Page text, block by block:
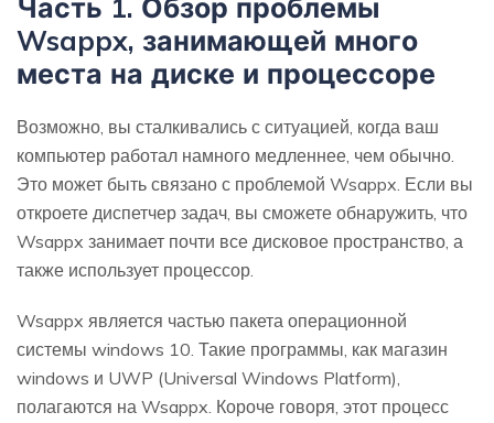
Часть 1. Обзор проблемы
Wsappx, занимающей много
места на диске и процессоре
Возможно, вы сталкивались с ситуацией, когда ваш
компьютер работал намного медленнее, чем обычно.
Это может быть связано с проблемой Wsappx. Если вы
откроете диспетчер задач, вы сможете обнаружить, что
Wsappx занимает почти все дисковое пространство, а
также использует процессор.
Wsappx является частью пакета операционной
системы windows 10. Такие программы, как магазин
windows и UWP (Universal Windows Platform),
полагаются на Wsappx. Короче говоря, этот процесс